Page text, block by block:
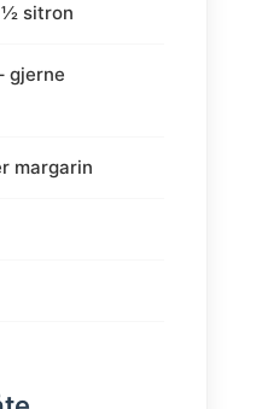
½ sitron
gjerne
margarin